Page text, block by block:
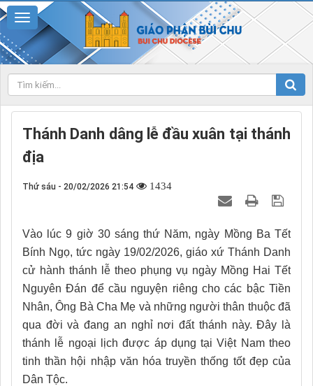
Thánh Danh dâng lễ đầu xuân tại thánh
địa
Thứ sáu - 20/02/2026 21:54 1434
Vào lúc 9 giờ 30 sáng thứ Năm, ngày Mồng Ba Tết
Bính Ngọ, tức ngày 19/02/2026, giáo xứ Thánh Danh
cử hành thánh lễ theo phụng vụ ngày Mồng Hai Tết
Nguyên Đán để cầu nguyện riêng cho các bậc Tiền
Nhân, Ông Bà Cha Mẹ và những người thân thuộc đã
qua đời và đang an nghỉ nơi đất thánh này. Đây là
thánh lễ ngoại lịch được áp dụng tại Việt Nam theo
tinh thần hội nhập văn hóa truyền thống tốt đẹp của
Dân Tộc.